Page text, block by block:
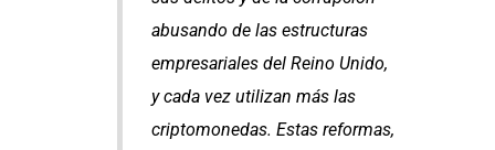
abusando de las estructuras
empresariales del Reino Unido,
y cada vez utilizan más las
criptomonedas. Estas reformas,